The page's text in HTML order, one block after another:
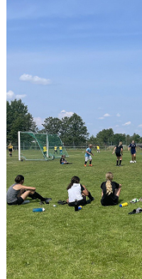
KONTAKT
SPONSORER
KALENDER
BILDGALLERI
DOKUMENT
VÅRA LAG
MEDLEMSAVGIFTER